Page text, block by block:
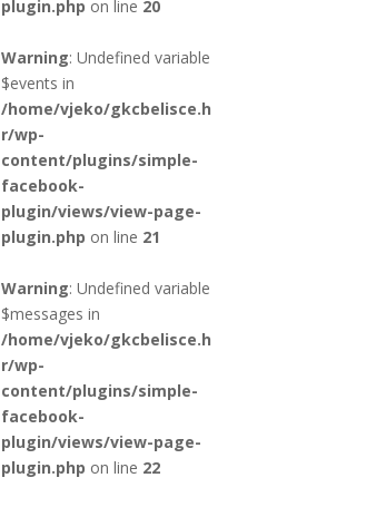
plugin.php on line 20
Warning: Undefined variable
$events in
/home/vjeko/gkcbelisce.h
r/wp-
content/plugins/simple-
facebook-
plugin/views/view-page-
plugin.php on line 21
Warning: Undefined variable
$messages in
/home/vjeko/gkcbelisce.h
r/wp-
content/plugins/simple-
facebook-
plugin/views/view-page-
plugin.php on line 22